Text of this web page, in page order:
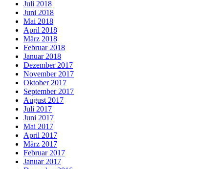
Juli 2018
Juni 2018
Mai 2018
April 2018
März 2018
Februar 2018
Januar 2018
Dezember 2017
November 2017
Oktober 2017
September 2017
August 2017
Juli 2017
Juni 2017
Mai 2017
April 2017
März 2017
Februar 2017
Januar 2017